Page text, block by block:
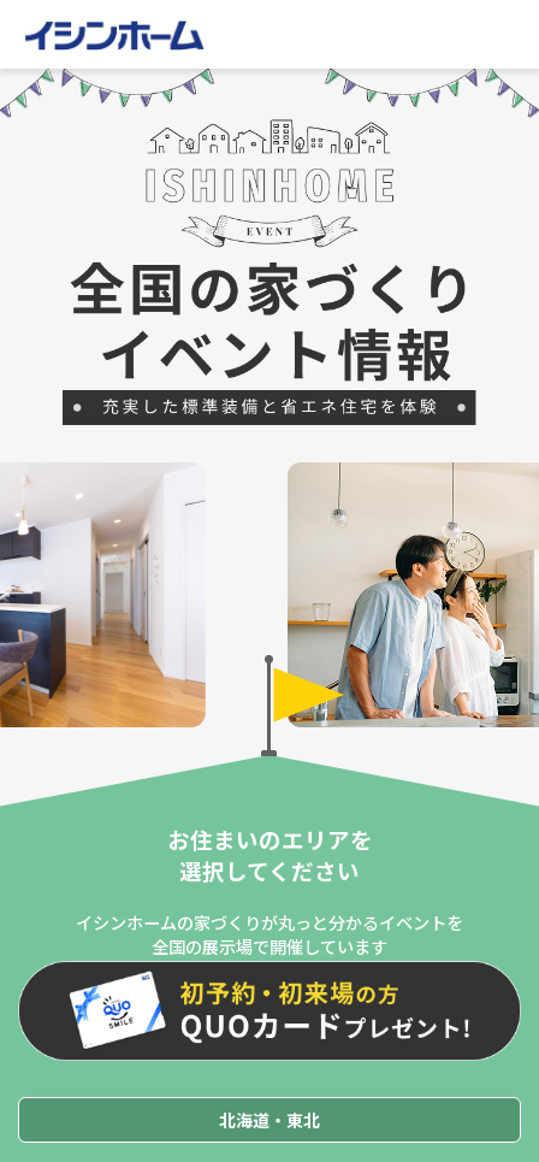
お住まいのエリアを
選択してください
イシンホームの家づくりが丸っと分かるイベントを
全国の展示場で開催しています
北海道・東北